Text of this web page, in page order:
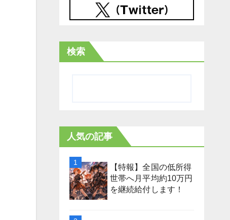
検索
人気の記事
【特報】全国の低所得
世帯へ月平均約10万円
を継続給付します！